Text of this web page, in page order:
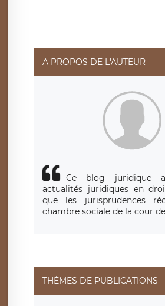
rue Léopold Sédar Senghor, joignable
également le droit d’introduire une
d’une autorité de contrôle.
A PROPOS DE L'AUTEUR
Ce blog juridique
actualités juridiques en
que les jurisprudences
chambre sociale de la cour
THÈMES DE PUBLICATIONS